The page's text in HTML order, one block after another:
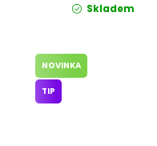
Skladem
NOVINKA
TIP